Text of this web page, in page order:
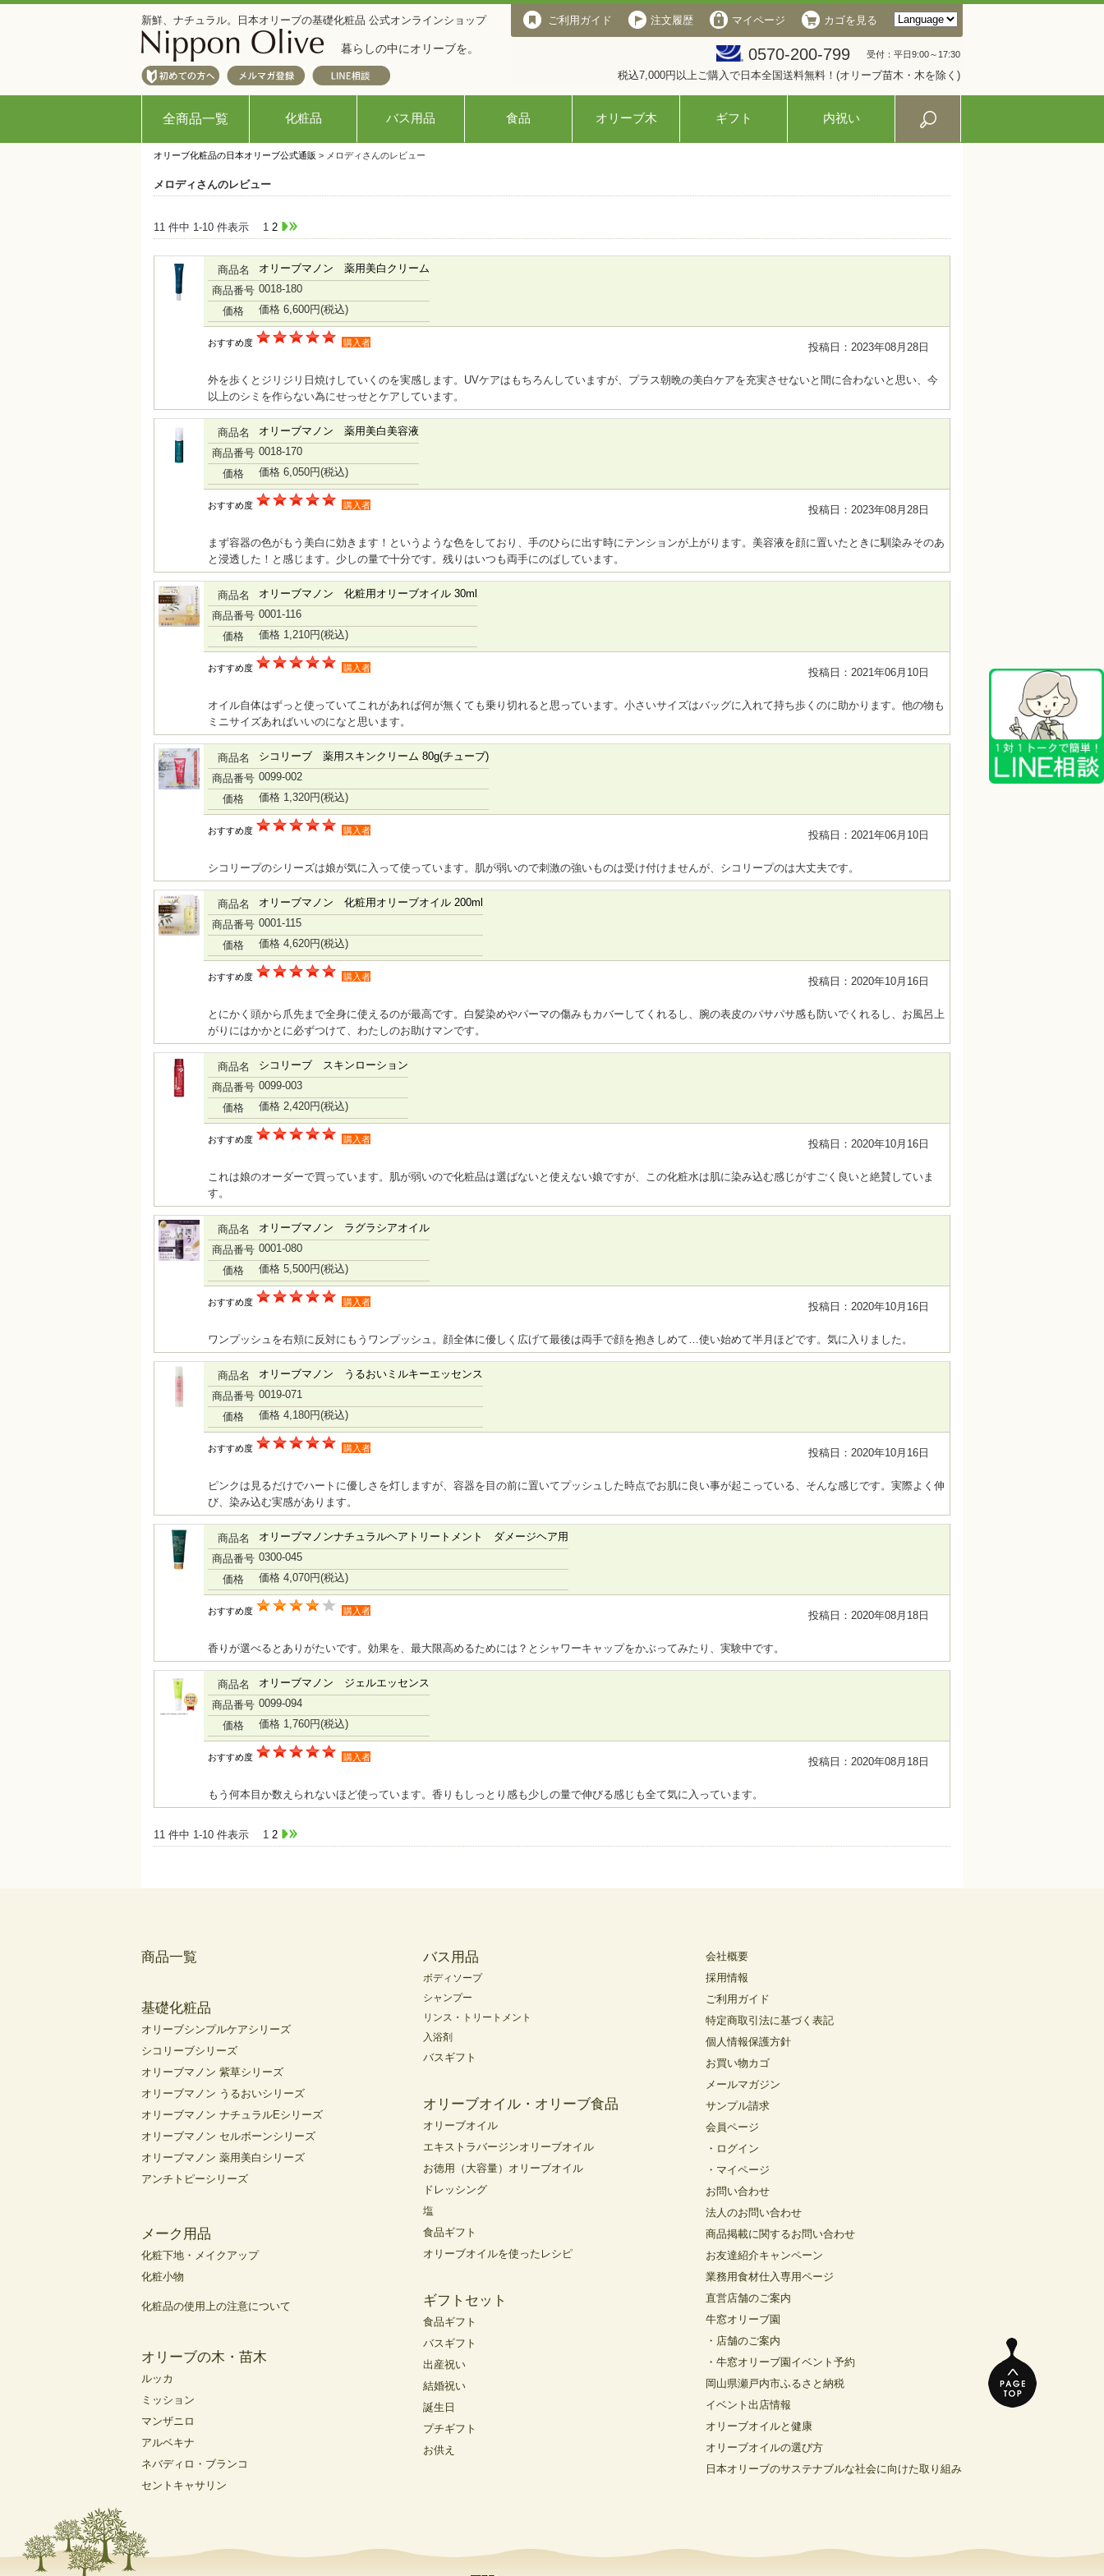
新鮮、ナチュラル。日本オリーブの基礎化粧品 公式オンラインショップ
暮らしの中にオリーブを。
ご利用ガイド 注文履歴 マイページ カゴを見る
0570-200-799 受付：平日9:00～17:30
税込7,000円以上ご購入で日本全国送料無料！(オリーブ苗木・木を除く)
全商品一覧 化粧品 バス用品 食品 オリーブ木 ギフト 内祝い
オリーブ化粧品の日本オリーブ公式通販 > メロディさんのレビュー
メロディさんのレビュー
11 件中 1-10 件表示 1 2
商品名
オリーブマノン 薬用美白クリーム
商品番号 0018-180
価格
価格 6,600円(税込)
投稿日：2023年08月28日
おすすめ度 購入者
外を歩くとジリジリ日焼けしていくのを実感します。UVケアはもちろんしていますが、プラス朝晩の美白ケアを充実させないと間に合わないと思い、今
以上のシミを作らない為にせっせとケアしています。
商品名
オリーブマノン 薬用美白美容液
商品番号 0018-170
価格
価格 6,050円(税込)
投稿日：2023年08月28日
おすすめ度 購入者
まず容器の色がもう美白に効きます！というような色をしており、手のひらに出す時にテンションが上がります。美容液を顔に置いたときに馴染みそのあ
と浸透した！と感じます。少しの量で十分です。残りはいつも両手にのばしています。
商品名
オリーブマノン 化粧用オリーブオイル 30ml
商品番号 0001-116
価格
価格 1,210円(税込)
投稿日：2021年06月10日
おすすめ度 購入者
オイル自体はずっと使っていてこれがあれば何が無くても乗り切れると思っています。小さいサイズはバッグに入れて持ち歩くのに助かります。他の物も
ミニサイズあればいいのになと思います。
商品名
シコリーブ 薬用スキンクリーム 80g(チューブ)
商品番号 0099-002
価格
価格 1,320円(税込)
投稿日：2021年06月10日
おすすめ度 購入者
シコリープのシリーズは娘が気に入って使っています。肌が弱いので刺激の強いものは受け付けませんが、シコリープのは大丈夫です。
商品名
オリーブマノン 化粧用オリーブオイル 200ml
商品番号 0001-115
価格
価格 4,620円(税込)
投稿日：2020年10月16日
おすすめ度 購入者
とにかく頭から爪先まで全身に使えるのが最高です。白髪染めやパーマの傷みもカバーしてくれるし、腕の表皮のパサパサ感も防いでくれるし、お風呂上
がりにはかかとに必ずつけて、わたしのお助けマンです。
商品名
シコリーブ スキンローション
商品番号 0099-003
価格
価格 2,420円(税込)
投稿日：2020年10月16日
おすすめ度 購入者
これは娘のオーダーで買っています。肌が弱いので化粧品は選ばないと使えない娘ですが、この化粧水は肌に染み込む感じがすごく良いと絶賛していま
す。
商品名
オリーブマノン ラグラシアオイル
商品番号 0001-080
価格
価格 5,500円(税込)
投稿日：2020年10月16日
おすすめ度 購入者
ワンプッシュを右頬に反対にもうワンプッシュ。顔全体に優しく広げて最後は両手で顔を抱きしめて…使い始めて半月ほどです。気に入りました。
商品名
オリーブマノン うるおいミルキーエッセンス
商品番号 0019-071
価格
価格 4,180円(税込)
投稿日：2020年10月16日
おすすめ度 購入者
ピンクは見るだけでハートに優しさを灯しますが、容器を目の前に置いてプッシュした時点でお肌に良い事が起こっている、そんな感じです。実際よく伸
び、染み込む実感があります。
商品名
オリーブマノンナチュラルヘアトリートメント ダメージヘア用
商品番号 0300-045
価格
価格 4,070円(税込)
投稿日：2020年08月18日
おすすめ度 購入者
香りが選べるとありがたいです。効果を、最大限高めるためには？とシャワーキャップをかぶってみたり、実験中です。
商品名
オリーブマノン ジェルエッセンス
商品番号 0099-094
価格
価格 1,760円(税込)
投稿日：2020年08月18日
おすすめ度 購入者
もう何本目か数えられないほど使っています。香りもしっとり感も少しの量で伸びる感じも全て気に入っています。
11 件中 1-10 件表示 1 2
商品一覧
基礎化粧品
オリーブシンプルケアシリーズ
シコリーブシリーズ
オリーブマノン 紫草シリーズ
オリーブマノン うるおいシリーズ
オリーブマノン ナチュラルEシリーズ
オリーブマノン セルボーンシリーズ
オリーブマノン 薬用美白シリーズ
アンチトピーシリーズ
メーク用品
化粧下地・メイクアップ
化粧小物
化粧品の使用上の注意について
オリーブの木・苗木
ルッカ
ミッション
マンザニロ
アルベキナ
ネバディロ・ブランコ
セントキャサリン
バス用品
ボディソープ
シャンプー
リンス・トリートメント
入浴剤
バスギフト
オリーブオイル・オリーブ食品
オリーブオイル
エキストラバージンオリーブオイル
お徳用（大容量）オリーブオイル
ドレッシング
塩
食品ギフト
オリーブオイルを使ったレシピ
ギフトセット
食品ギフト
バスギフト
出産祝い
結婚祝い
誕生日
プチギフト
お供え
会社概要
採用情報
ご利用ガイド
特定商取引法に基づく表記
個人情報保護方針
お買い物カゴ
メールマガジン
サンプル請求
会員ページ
・ログイン
・マイページ
お問い合わせ
法人のお問い合わせ
商品掲載に関するお問い合わせ
お友達紹介キャンペーン
業務用食材仕入専用ページ
直営店舗のご案内
牛窓オリーブ園
・店舗のご案内
・牛窓オリーブ園イベント予約
岡山県瀬戸内市ふるさと納税
イベント出店情報
オリーブオイルと健康
オリーブオイルの選び方
日本オリーブのサステナブルな社会に向けた取り組み